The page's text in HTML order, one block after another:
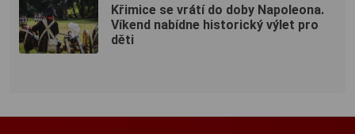
Křimice se vrátí do doby Napoleona.
Víkend nabídne historický výlet pro
děti